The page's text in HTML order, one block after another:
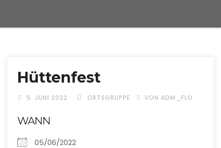
Hüttenfest
5. JUNI 2022 ORTSGRUPPE VON ADM_FLO
WANN
05/06/2022